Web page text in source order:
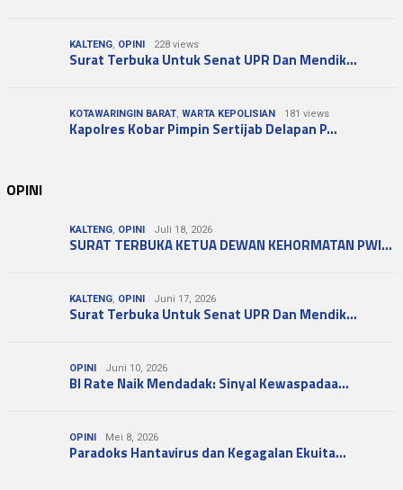
KALTENG, OPINI 228 views
Surat Terbuka Untuk Senat UPR Dan Mendik…
KOTAWARINGIN BARAT, WARTA KEPOLISIAN 181 views
Kapolres Kobar Pimpin Sertijab Delapan P…
OPINI
KALTENG, OPINI Juli 18, 2026
SURAT TERBUKA KETUA DEWAN KEHORMATAN PWI…
KALTENG, OPINI Juni 17, 2026
Surat Terbuka Untuk Senat UPR Dan Mendik…
OPINI Juni 10, 2026
BI Rate Naik Mendadak: Sinyal Kewaspadaa…
OPINI Mei 8, 2026
Paradoks Hantavirus dan Kegagalan Ekuita…